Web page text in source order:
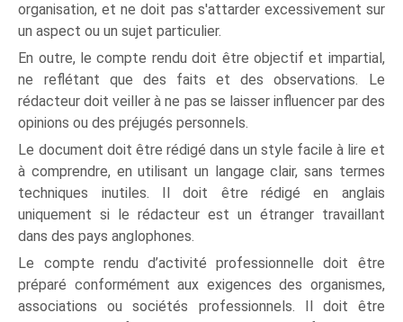
organisation, et ne doit pas s'attarder excessivement sur
un aspect ou un sujet particulier.
En outre, le compte rendu doit être objectif et impartial,
ne reflétant que des faits et des observations. Le
rédacteur doit veiller à ne pas se laisser influencer par des
opinions ou des préjugés personnels.
Le document doit être rédigé dans un style facile à lire et
à comprendre, en utilisant un langage clair, sans termes
techniques inutiles. Il doit être rédigé en anglais
uniquement si le rédacteur est un étranger travaillant
dans des pays anglophones.
Le compte rendu d’activité professionnelle doit être
préparé conformément aux exigences des organismes,
associations ou sociétés professionnels. Il doit être